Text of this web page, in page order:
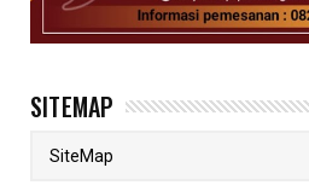
SITEMAP